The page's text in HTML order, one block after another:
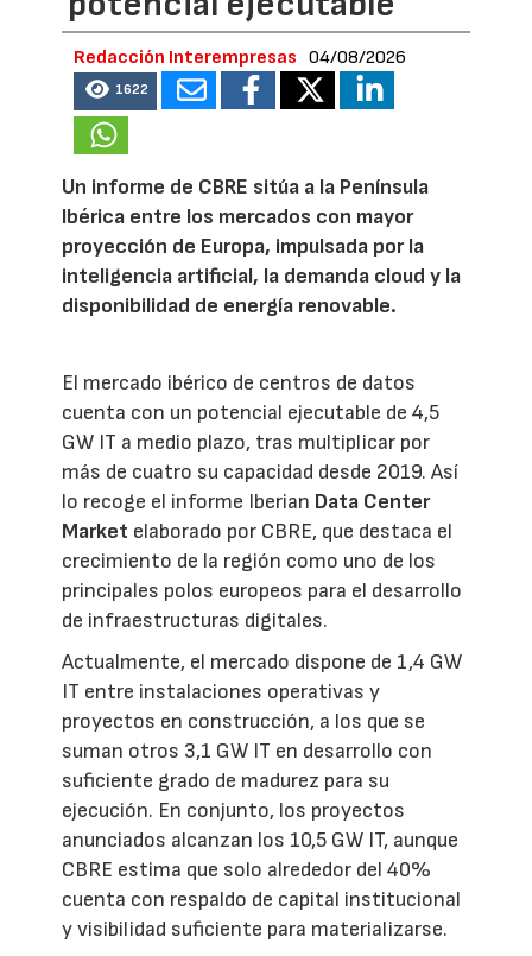
Redacción Interempresas 04/08/2026
1622
Un informe de CBRE sitúa a la Península
Ibérica entre los mercados con mayor
proyección de Europa, impulsada por la
inteligencia artificial, la demanda cloud y la
disponibilidad de energía renovable.
El mercado ibérico de centros de datos
cuenta con un potencial ejecutable de 4,5
GW IT a medio plazo, tras multiplicar por
más de cuatro su capacidad desde 2019. Así
lo recoge el informe Iberian Data Center
Market elaborado por CBRE, que destaca el
crecimiento de la región como uno de los
principales polos europeos para el desarrollo
de infraestructuras digitales.
Actualmente, el mercado dispone de 1,4 GW
IT entre instalaciones operativas y
proyectos en construcción, a los que se
suman otros 3,1 GW IT en desarrollo con
suficiente grado de madurez para su
ejecución. En conjunto, los proyectos
anunciados alcanzan los 10,5 GW IT, aunque
CBRE estima que solo alrededor del 40%
cuenta con respaldo de capital institucional
y visibilidad suficiente para materializarse.